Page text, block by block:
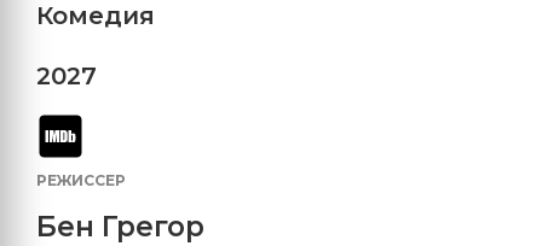
Комедия
2027
РЕЖИССЕР
Бен Грегор